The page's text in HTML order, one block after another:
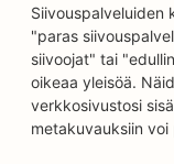
Siivouspalveluiden
"paras
siivoojat" tai
oikeaa yleisöä.
verkkosivustosi
metakuvauksiin